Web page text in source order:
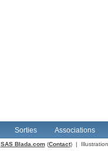
Sorties Associations
SAS Blada.com(Contact) |